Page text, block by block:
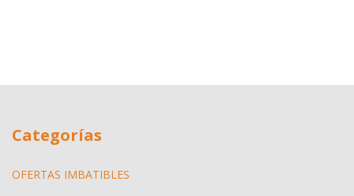
Categorías
OFERTAS IMBATIBLES